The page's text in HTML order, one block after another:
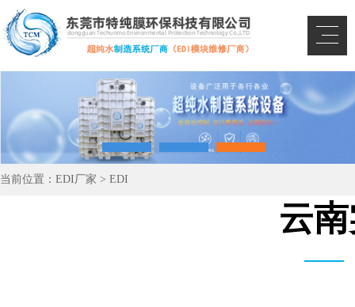
当前位置： EDI厂家 > EDI
云